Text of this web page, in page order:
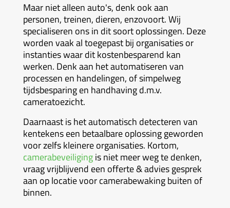
Maar niet alleen auto's, denk ook aan
personen, treinen, dieren, enzovoort. Wij
specialiseren ons in dit soort oplossingen. Deze
worden vaak al toegepast bij organisaties or
instanties waar dit kostenbesparend kan
werken. Denk aan het automatiseren van
processen en handelingen, of simpelweg
tijdsbesparing en handhaving d.m.v.
cameratoezicht.
Daarnaast is het automatisch detecteren van
kentekens een betaalbare oplossing geworden
voor zelfs kleinere organisaties. Kortom,
camerabeveiligingis niet meer weg te denken,
vraag vrijblijvend een offerte & advies gesprek
aan op locatie voor camerabewaking buiten of
binnen.